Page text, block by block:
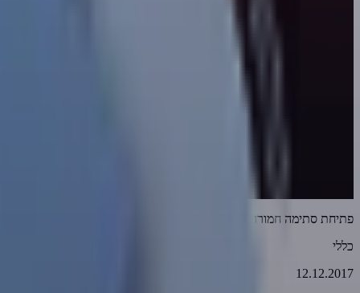
פתיחת סתימה חמורה בצנרת של גיא לרר - קטע ד
כללי
12.12.2017